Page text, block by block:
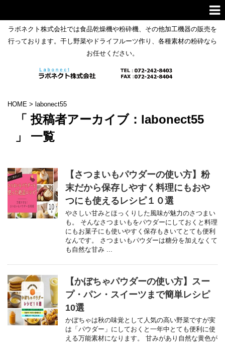
ラボネクト株式会社では食品乾燥機や粉砕機、その他加工機器の販売を
行っております。干し野菜やドライフルーツ作り、各種素材の粉砕なら
お任せください。
HOME > labonect55
「 投稿者アーカイブ：labonect55
」 一覧
【さつまいもパウダーの使い方】粉
末だから保存しやすく料理にもおや
つにも使えるレシピ１０選
やさしい甘みとほっくりした風味が魅力のさつまい
も。 そんなさつまいもをパウダーにしておくと料理
にもお菓子にも使いやすく保存もきいてとても便利
なんです。 さつまいもパウダーは糖分を加えなくて
も自然な甘み ...
【かぼちゃパウダーの使い方】スー
プ・パン・スイーツまで簡単レシピ
10選
かぼちゃは秋の味覚として人気の高い野菜ですが実
は「パウダー」にしておくと一年中とても便利に使
える万能素材になります。 甘みがあり自然な黄色が